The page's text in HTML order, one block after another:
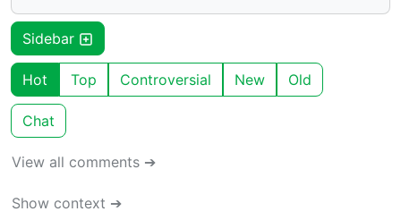
Sidebar
Hot Top Controversial New Old
Chat
View all comments ➔
Show context ➔